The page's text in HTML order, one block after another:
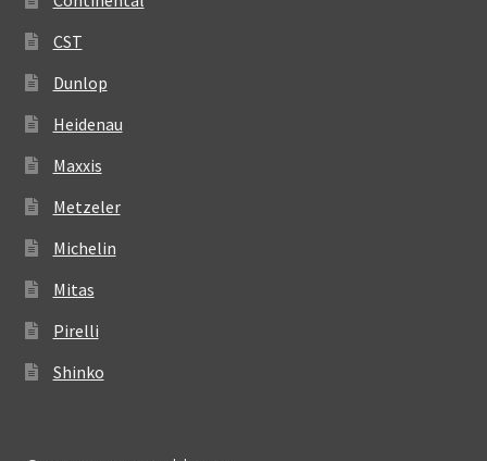
CST
Dunlop
Heidenau
Maxxis
Metzeler
Michelin
Mitas
Pirelli
Shinko